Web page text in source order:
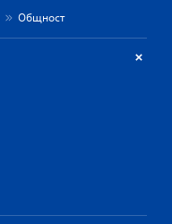
Общност